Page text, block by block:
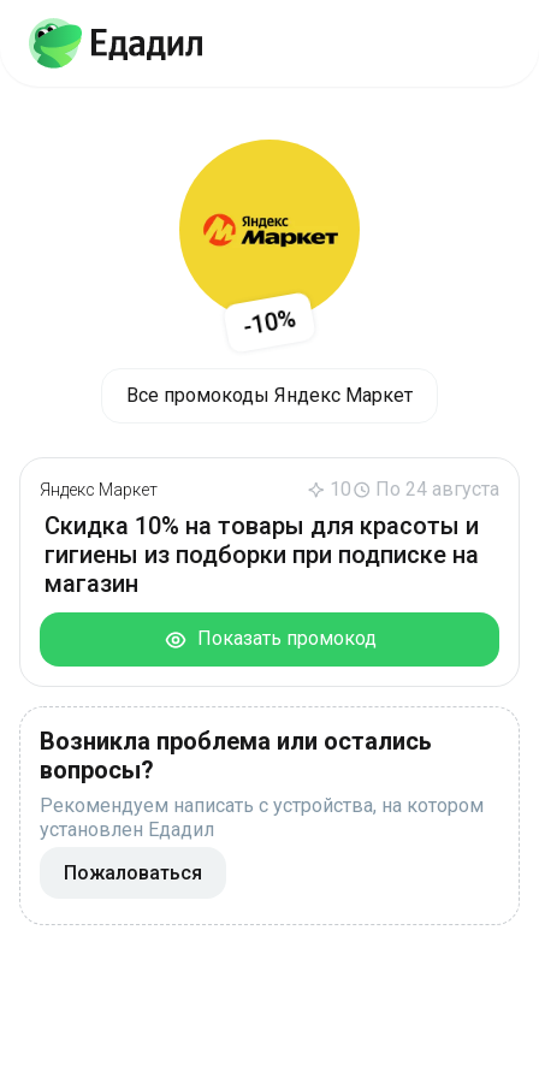
-10%
Все промокоды Яндекс Маркет
Яндекс Маркет 10 По 24 августа
Скидка 10% на товары для красоты и
гигиены из подборки при подписке на
магазин
Показать промокод
Возникла проблема или остались
вопросы?
Рекомендуем написать с устройства, на котором
установлен Едадил
Пожаловаться